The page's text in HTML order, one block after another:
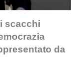
scacchi
da